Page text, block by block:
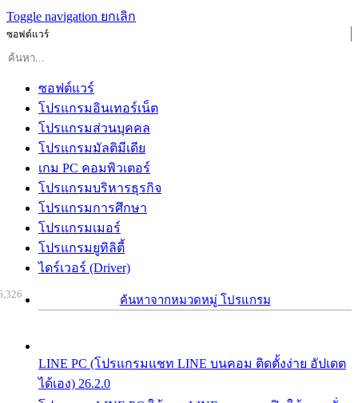
Toggle navigation ยกเลิก
ซอฟต์แวร์
ซอฟต์แวร์
โปรแกรมอินเทอร์เน็ต
โปรแกรมส่วนบุคคล
โปรแกรมมัลติมีเดีย
เกม PC คอมพิวเตอร์
โปรแกรมบริหารธุรกิจ
โปรแกรมการศึกษา
โปรแกรมเมอร์
โปรแกรมยูทิลิตี้
ไดร์เวอร์ (Driver)
ค้นหาจากหมวดหมู่ โปรแกรม
LINE PC (โปรแกรมแชท LINE บนคอม ติดตั้งง่าย อัปเดต
ได้เอง) 26.2.0